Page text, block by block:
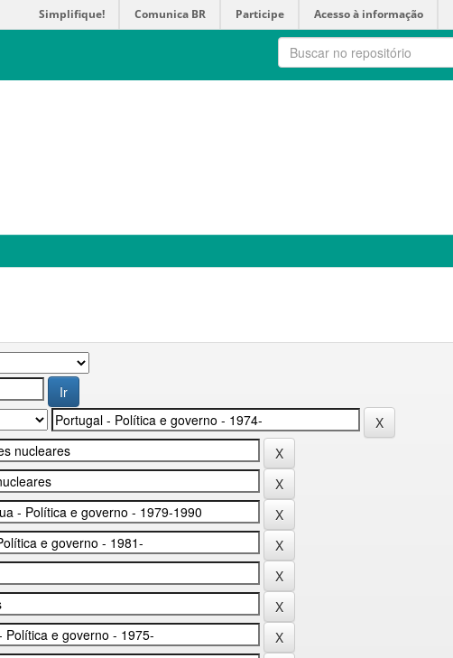
Simplifique! Comunica BR Participe Acesso à informação